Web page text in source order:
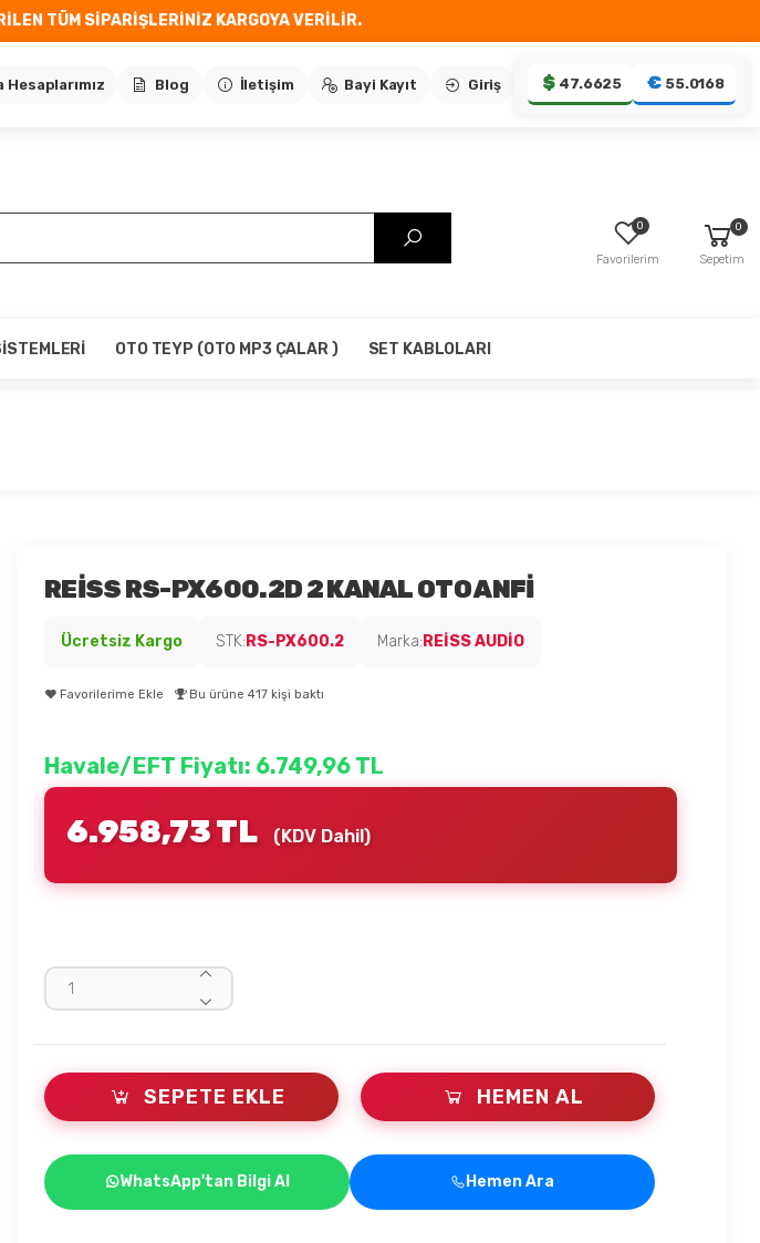
TÜM SİPARİŞLERİNİZ KARGOYA VERİLİR.
Hesaplarımız Blog İletişim Bayi Kayıt Giriş $ 47.6625 € 55.0168
0
Favorilerim
0
Sepetim
OTO TEYP (OTO MP3 ÇALAR ) SET KABLOLARI
REİSS RS-PX600.2D 2 KANAL OTO ANFİ
Ücretsiz Kargo STK: RS-PX600.2 Marka: REİSS AUDİO
Favorilerime Ekle Bu ürüne 417 kişi baktı
Havale/EFT Fiyatı: 6.749,96 TL
6.958,73 TL (KDV Dahil)
SEPETE EKLE HEMEN AL
WhatsApp'tan Bilgi Al Hemen Ara